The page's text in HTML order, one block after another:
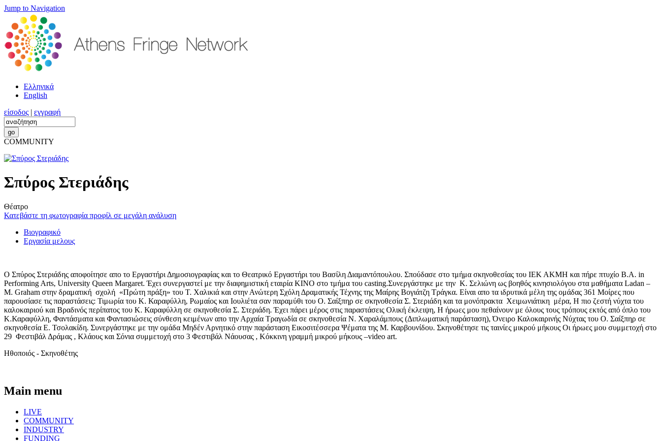
Jump to Navigation
Ελληνικά
English
είσοδος | εγγραφή
COMMUNITY
Σπύρος Στεριάδης
Θέατρο
Κατεβάστε τη φωτογραφία προφίλ σε μεγάλη ανάλυση
Βιογραφικό
Εργασία μελους
Ο Σπύρος Στεριάδης αποφοίτησε απο το Εργαστήρι Δημοσιογραφίας και το Θεατρικό Εργαστήρι του Βασίλη Διαμαντόπουλου. Σπούδασε στο τμήμα σκηνοθεσίας του ΙΕΚ ΑΚΜΗ και πήρε πτυχίο B.A. in
Performing Arts, University Queen Margaret. Έχει συνεργαστεί με την διαφημιστική εταιρία ΚΙΝΟ στο τμήμα του casting.Συνεργάστηκε με την Κ. Σελιώνη ως βοηθός κινησιολόγου στα μαθήματα Ladan –
M. Graham στην δραματική σχολή «Πρώτη πράξη» του Τ. Χαλικιά και στην Ανώτερη Σχόλη Δραματικής Τέχνης της Μαίρης Βογιάτζη Τράγκα. Είναι απο τα ιδρυτικά μέλη της ομάδας 361 Μοίρες που
παρουσίασε τις παραστάσεις: Τιμωρία του Κ. Καραφύλλη, Ρωμαίος και Ιουλιέτα σαν παραμύθι του Ο. Σαίξπηρ σε σκηνοθεσία Σ. Στεριάδη και τα μονόπρακτα Χειμωνιάτικη μέρα, Η πιο ζεστή νύχτα του
καλοκαιριού και Βραδινός περίπατος του Κ. Καραφύλλη σε σκηνοθεσία Σ. Στεριάδη. Έχει πάρει μέρος στις παραστάσεις Ολική έκλειψη, Η ήρωες μου πεθαίνουν με όλους τους τρόπους εκτός από όπλο του
Κ.Καραφύλλη, Φαντάσματα και Φαντασιώσεις σύνθεση κειμένων απο την Αρχαία Τραγωδία σε σκηνοθεσία Ν. Χαραλάμπους (Διπλωματική παράσταση), Όνειρο Καλοκαιρινής Νύχτας του Ο. Σαίξπηρ σε
σκηνοθεσία Ε. Τσολακίδη. Συνεργάστηκε με την ομάδα Μηδέν Αρνητικό στην παράσταση Εικοσιτέσσερα Ψέματα της Μ. Καρβουνίδου. Σκηνοθέτησε τις ταινίες μικρού μήκους Οι ήρωες μου συμμετοχή στο
29 Φεστιβάλ Δράμας , Κλάους και Σόνια συμμετοχή στο 3 Φεστιβάλ Νάουσας , Κόκκινη γραμμή μικρού μήκους –video art.
Ηθοποιός - Σκηνοθέτης
Main menu
LIVE
COMMUNITY
INDUSTRY
FUNDING